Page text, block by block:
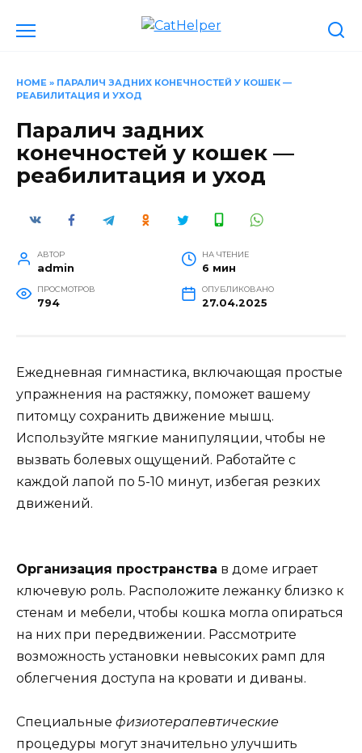
HOME » ПАРАЛИЧ ЗАДНИХ КОНЕЧНОСТЕЙ У КОШЕК —
РЕАБИЛИТАЦИЯ И УХОД
Паралич задних
конечностей у кошек —
реабилитация и уход
АВТОР
admin
НА ЧТЕНИЕ
6 мин
ПРОСМОТРОВ
794
ОПУБЛИКОВАНО
27.04.2025
Ежедневная гимнастика, включающая простые
упражнения на растяжку, поможет вашему
питомцу сохранить движение мышц.
Используйте мягкие манипуляции, чтобы не
вызвать болевых ощущений. Работайте с
каждой лапой по 5-10 минут, избегая резких
движений.
Организация пространства в доме играет
ключевую роль. Расположите лежанку близко к
стенам и мебели, чтобы кошка могла опираться
на них при передвижении. Рассмотрите
возможность установки невысоких рамп для
облегчения доступа на кровати и диваны.
Специальные физиотерапевтические
процедуры могут значительно улучшить